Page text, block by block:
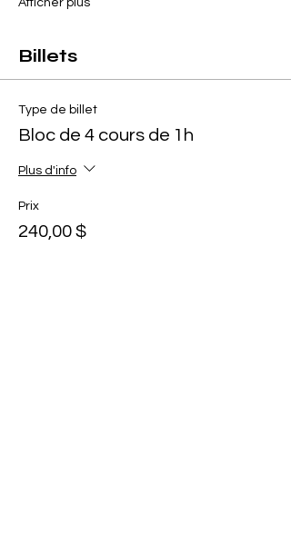
Afficher plus
Billets
Type de billet
Bloc de 4 cours de 1h
Plus d'info
Prix
240,00 $